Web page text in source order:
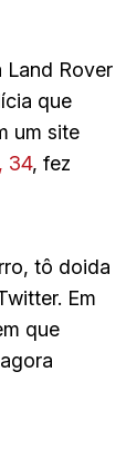
Land Rover
que
um site
34, fez
tô doida
Em
que